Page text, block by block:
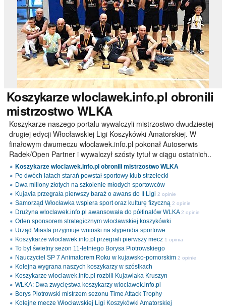
Koszykarzewloclawek.info.pl obronili
mistrzostwo WLKA
Koszykarze naszego portalu wywalczyli mistrzostwo dwudziestej
drugiej edycji Włocławskiej Ligi Koszykówki Amatorskiej. W
finałowym dwumeczu wloclawek.info.pl pokonał Autoserwis
Radek/Open Partner i wywalczył szósty tytuł w ciągu ostatnich..
Koszykarze wloclawek.info.pl obronili mistrzostwo WLKA
Po dwóch latach starań powstał sportowy klub strzelecki
Dwa miliony złotych na szkolenie młodych sportowców
Kujavia przegrała pierwszy baraż o awans do II Ligi 2 opinie
Samorząd Włocławka wspiera sport oraz kulturę fizyczną 2 opinie
Drużyna wloclawek.info.pl awansowała do półfinałów WLKA 2 opinie
Orlen sponsorem strategicznym włocławskiej koszykówki
Urząd Miasta przyjmuje wnioski na stypendia sportowe
Koszykarze wloclawek.info.pl przegrali pierwszy mecz 1 opinia
To był świetny sezon 11-letniego Borysa Piotrowskiego
Nauczyciel SP 7 Animatorem Roku w kujawsko-pomorskim 2 opinie
Kolejna wygrana naszych koszykarzy w szóstkach
Koszykarze wloclawek.info.pl rozbili Kujawiaka Kruszyn
WLKA: Dwa zwycięstwa koszykarzy wloclawek.info.pl
Borys Piotrowski mistrzem sezonu Time Attack Trophy
Kolejne mecze Włocławskiej Ligi Koszykówki Amatorskiej